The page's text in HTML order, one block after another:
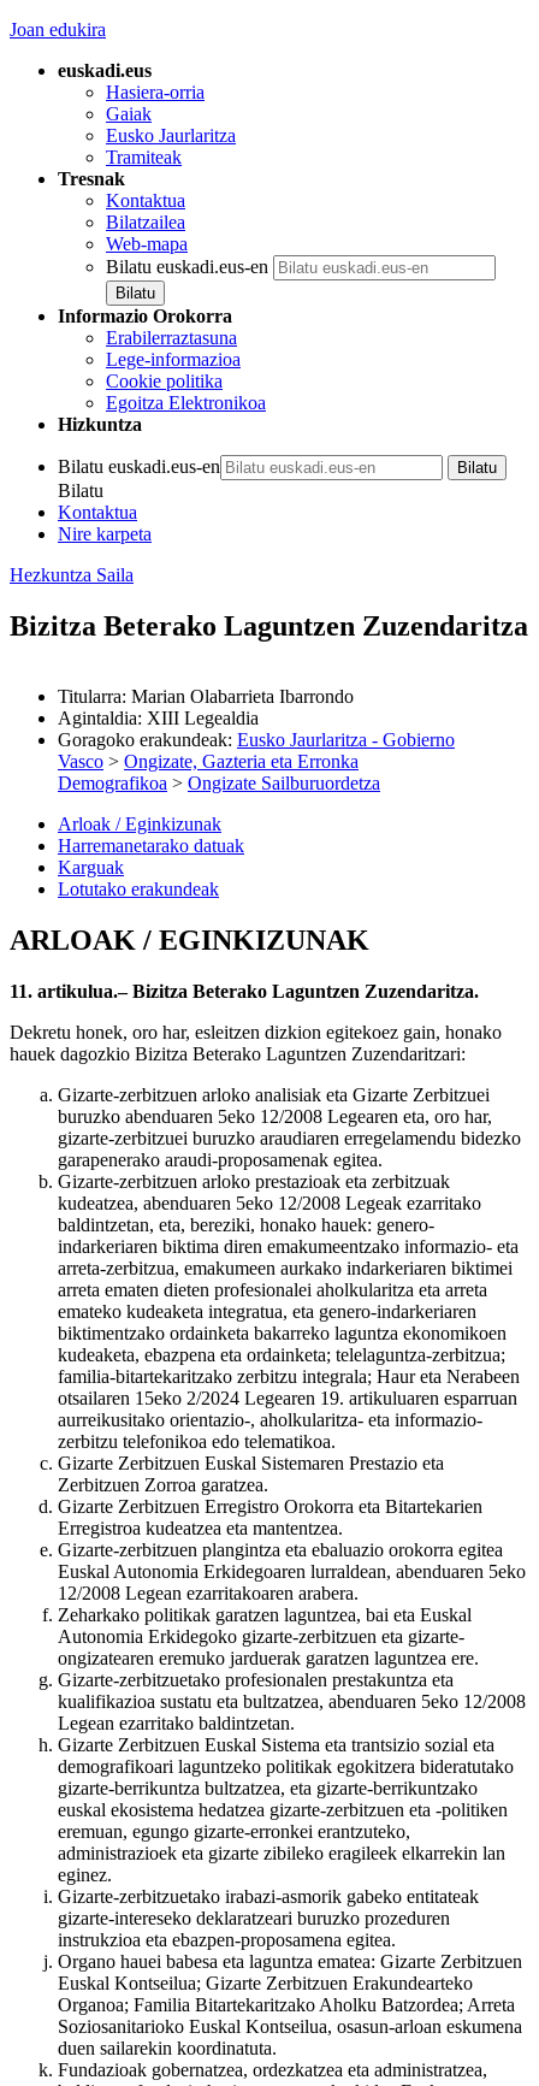
Joan edukira
euskadi.eus
Hasiera-orria
Gaiak
Eusko Jaurlaritza
Tramiteak
Tresnak
Kontaktua
Bilatzailea
Web-mapa
Bilatu euskadi.eus-en
Informazio Orokorra
Erabilerraztasuna
Lege-informazioa
Cookie politika
Egoitza Elektronikoa
Hizkuntza
Bilatu euskadi.eus-en
Bilatu
Kontaktua
Nire karpeta
Hezkuntza Saila
Bizitza Beterako Laguntzen Zuzendaritza
Titularra: Marian Olabarrieta Ibarrondo
Agintaldia: XIII Legealdia
Goragoko erakundeak: Eusko Jaurlaritza - Gobierno
Vasco > Ongizate, Gazteria eta Erronka
Demografikoa > Ongizate Sailburuordetza
Arloak / Eginkizunak
Harremanetarako datuak
Karguak
Lotutako erakundeak
ARLOAK / EGINKIZUNAK
11. artikulua.– Bizitza Beterako Laguntzen Zuzendaritza.
Dekretu honek, oro har, esleitzen dizkion egitekoez gain, honako
hauek dagozkio Bizitza Beterako Laguntzen Zuzendaritzari:
Gizarte-zerbitzuen arloko analisiak eta Gizarte Zerbitzuei
buruzko abenduaren 5eko 12/2008 Legearen eta, oro har,
gizarte-zerbitzuei buruzko araudiaren erregelamendu bidezko
garapenerako araudi-proposamenak egitea.
Gizarte-zerbitzuen arloko prestazioak eta zerbitzuak
kudeatzea, abenduaren 5eko 12/2008 Legeak ezarritako
baldintzetan, eta, bereziki, honako hauek: genero-
indarkeriaren biktima diren emakumeentzako informazio- eta
arreta-zerbitzua, emakumeen aurkako indarkeriaren biktimei
arreta ematen dieten profesionalei aholkularitza eta arreta
emateko kudeaketa integratua, eta genero-indarkeriaren
biktimentzako ordainketa bakarreko laguntza ekonomikoen
kudeaketa, ebazpena eta ordainketa; telelaguntza-zerbitzua;
familia-bitartekaritzako zerbitzu integrala; Haur eta Nerabeen
otsailaren 15eko 2/2024 Legearen 19. artikuluaren esparruan
aurreikusitako orientazio-, aholkularitza- eta informazio-
zerbitzu telefonikoa edo telematikoa.
Gizarte Zerbitzuen Euskal Sistemaren Prestazio eta
Zerbitzuen Zorroa garatzea.
Gizarte Zerbitzuen Erregistro Orokorra eta Bitartekarien
Erregistroa kudeatzea eta mantentzea.
Gizarte-zerbitzuen plangintza eta ebaluazio orokorra egitea
Euskal Autonomia Erkidegoaren lurraldean, abenduaren 5eko
12/2008 Legean ezarritakoaren arabera.
Zeharkako politikak garatzen laguntzea, bai eta Euskal
Autonomia Erkidegoko gizarte-zerbitzuen eta gizarte-
ongizatearen eremuko jarduerak garatzen laguntzea ere.
Gizarte-zerbitzuetako profesionalen prestakuntza eta
kualifikazioa sustatu eta bultzatzea, abenduaren 5eko 12/2008
Legean ezarritako baldintzetan.
Gizarte Zerbitzuen Euskal Sistema eta trantsizio sozial eta
demografikoari laguntzeko politikak egokitzera bideratutako
gizarte-berrikuntza bultzatzea, eta gizarte-berrikuntzako
euskal ekosistema hedatzea gizarte-zerbitzuen eta -politiken
eremuan, egungo gizarte-erronkei erantzuteko,
administrazioek eta gizarte zibileko eragileek elkarrekin lan
eginez.
Gizarte-zerbitzuetako irabazi-asmorik gabeko entitateak
gizarte-intereseko deklaratzeari buruzko prozeduren
instrukzioa eta ebazpen-proposamena egitea.
Organo hauei babesa eta laguntza ematea: Gizarte Zerbitzuen
Euskal Kontseilua; Gizarte Zerbitzuen Erakundearteko
Organoa; Familia Bitartekaritzako Aholku Batzordea; Arreta
Soziosanitarioko Euskal Kontseilua, osasun-arloan eskumena
duen sailarekin koordinatuta.
Fundazioak gobernatzea, ordezkatzea eta administratzea,